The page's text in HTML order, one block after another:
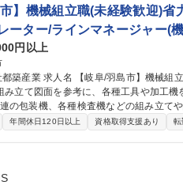
市】機械組立職(未経験歓迎)
ーター/ラインマネージャー(
円以上
迎）省力化/自動化を支えるFA機器メーカ
装機、各種検査機などの組み立てや調整がメインの作
込めて組み上げた装置が完成し、動き出
年間休日120日以上 資格取得支援あり 転